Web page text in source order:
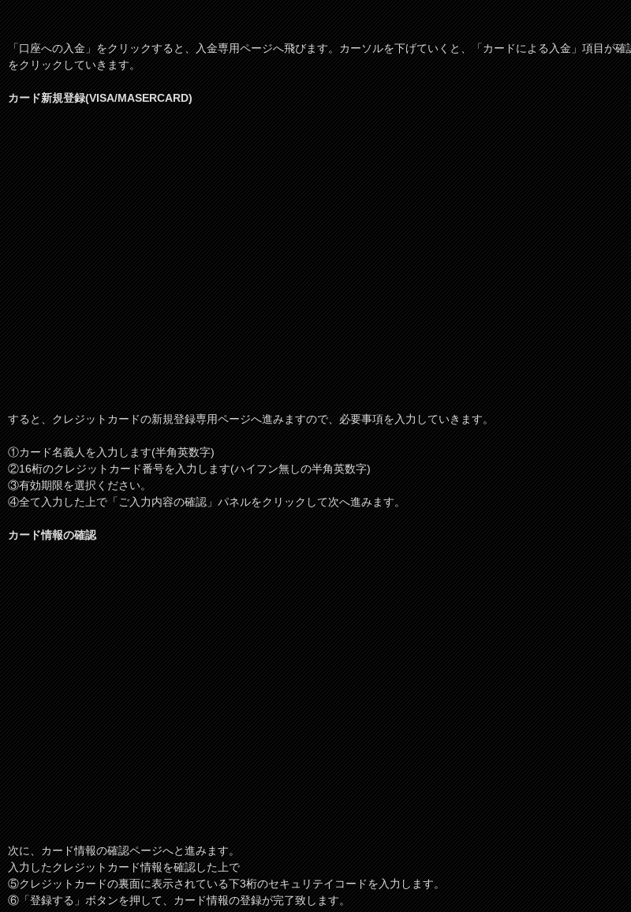
「口座への入金」をクリックすると、入金専用ページへ飛びます。カーソルを下げていくと、「カードによる入金」項目が
をクリックしていきます。
カード新規登録(VISA/MASERCARD)
すると、クレジットカードの新規登録専用ページへ進みますので、必要事項を入力していきます。
①カード名義人を入力します(半角英数字)
②16桁のクレジットカード番号を入力します(ハイフン無しの半角英数字)
③有効期限を選択ください。
④全て入力した上で「ご入力内容の確認」パネルをクリックして次へ進みます。
カード情報の確認
次に、カード情報の確認ページへと進みます。
入力したクレジットカード情報を確認した上で
⑤クレジットカードの裏面に表示されている下3桁のセキュリテイコードを入力します。
⑥「登録する」ボタンを押して、カード情報の登録が完了致します。